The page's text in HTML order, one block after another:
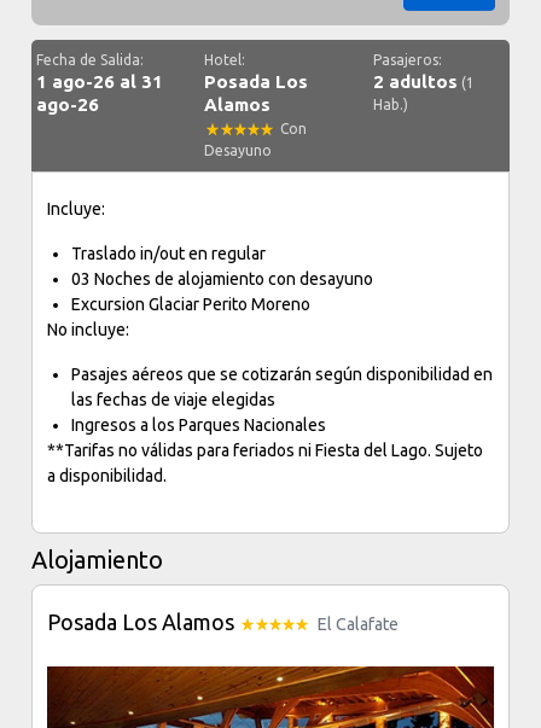
Fecha de Salida:
1 ago-26 al 31
ago-26
Hotel:
Posada Los
Alamos
Con
Desayuno
Pasajeros:
2 adultos (1
Hab.)
Incluye:
Traslado in/out en regular
03 Noches de alojamiento con desayuno
Excursion Glaciar Perito Moreno
No incluye:
Pasajes aéreos que se cotizarán según disponibilidad en
las fechas de viaje elegidas
Ingresos a los Parques Nacionales
**Tarifas no válidas para feriados ni Fiesta del Lago. Sujeto
a disponibilidad.
Alojamiento
Posada Los Alamos El Calafate